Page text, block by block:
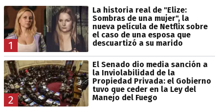
1
La historia real de "Elize:
Sombras de una mujer", la
nueva película de Netflix sobre
el caso de una esposa que
descuartizó a su marido
2
El Senado dio media sanción a
la Inviolabilidad de la
Propiedad Privada: el Gobierno
tuvo que ceder en la Ley del
Manejo del Fuego